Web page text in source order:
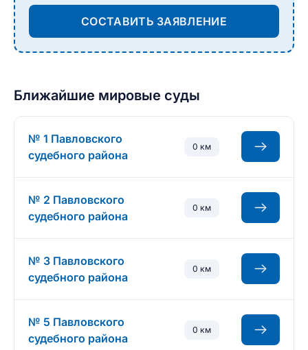
СОСТАВИТЬ ЗАЯВЛЕНИЕ
Ближайшие мировые суды
№ 1 Павловского
судебного района
0 км
№ 2 Павловского
судебного района
0 км
№ 3 Павловского
судебного района
0 км
№ 5 Павловского
судебного района
0 км